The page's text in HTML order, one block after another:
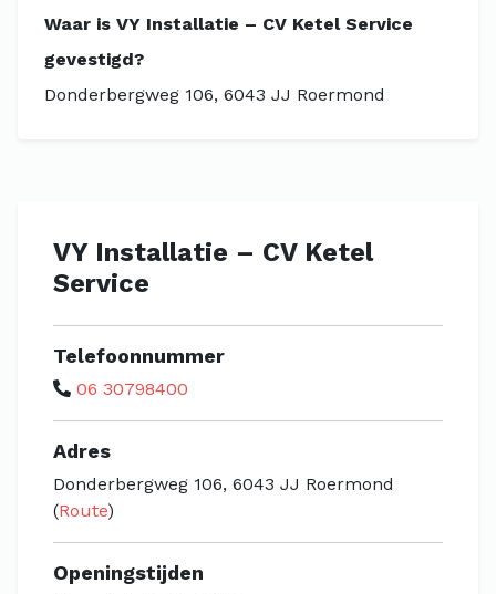
Waar is VY Installatie – CV Ketel Service
gevestigd?
Donderbergweg 106, 6043 JJ Roermond
VY Installatie – CV Ketel
Service
Telefoonnummer
06 30798400
Adres
Donderbergweg 106, 6043 JJ Roermond
(Route)
Openingstijden